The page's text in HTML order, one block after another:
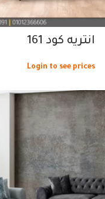
انتريه كود 161
Login to see prices